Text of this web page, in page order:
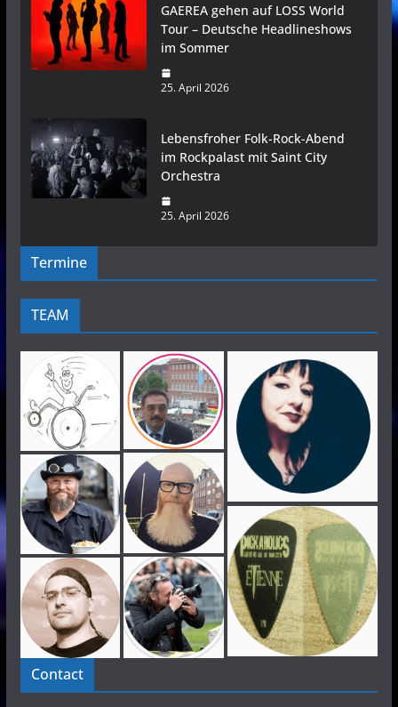
GAEREA gehen auf LOSS World
Tour – Deutsche Headlineshows
im Sommer
25. April 2026
Lebensfroher Folk-Rock-Abend
im Rockpalast mit Saint City
Orchestra
25. April 2026
Termine
TEAM
Contact